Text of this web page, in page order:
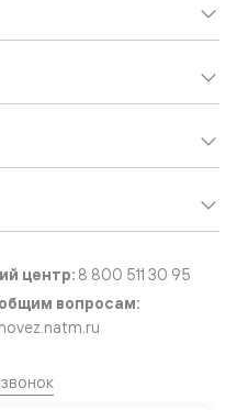
центр: 8 800 511 30 95
вопросам: